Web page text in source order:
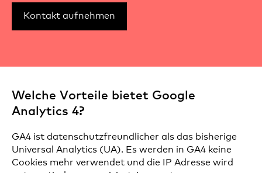
Welche Vorteile bietet Google
Analytics 4?
GA4 ist datenschutzfreundlicher als das bisherige
Universal Analytics (UA). Es werden in GA4 keine
Cookies mehr verwendet und die IP Adresse wird